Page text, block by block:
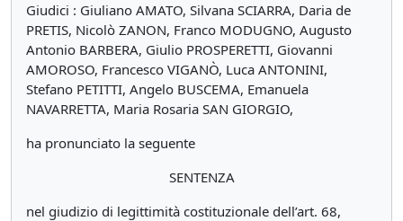
Giudici : Giuliano AMATO, Silvana SCIARRA, Daria de
PRETIS, Nicolò ZANON, Franco MODUGNO, Augusto
Antonio BARBERA, Giulio PROSPERETTI, Giovanni
AMOROSO, Francesco VIGANÒ, Luca ANTONINI,
Stefano PETITTI, Angelo BUSCEMA, Emanuela
NAVARRETTA, Maria Rosaria SAN GIORGIO,
ha pronunciato la seguente
SENTENZA
nel giudizio di legittimità costituzionale dell’art. 68,